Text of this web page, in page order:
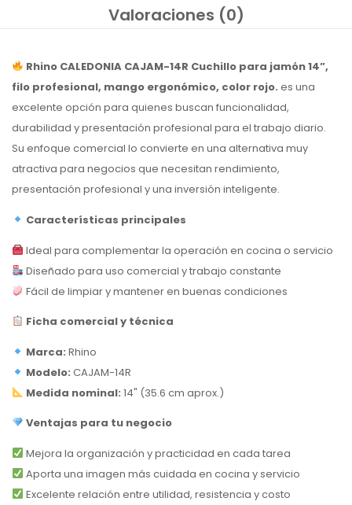
Valoraciones (0)
Rhino CALEDONIA CAJAM-14R Cuchillo para jamón 14”,
filo profesional, mango ergonómico, color rojo. es una
excelente opción para quienes buscan funcionalidad,
durabilidad y presentación profesional para el trabajo diario.
Su enfoque comercial lo convierte en una alternativa muy
atractiva para negocios que necesitan rendimiento,
presentación profesional y una inversión inteligente.
Características principales
Ideal para complementar la operación en cocina o servicio
Diseñado para uso comercial y trabajo constante
Fácil de limpiar y mantener en buenas condiciones
Ficha comercial y técnica
Marca: Rhino
Modelo: CAJAM-14R
Medida nominal: 14" (35.6 cm aprox.)
Ventajas para tu negocio
Mejora la organización y practicidad en cada tarea
Aporta una imagen más cuidada en cocina y servicio
Excelente relación entre utilidad, resistencia y costo